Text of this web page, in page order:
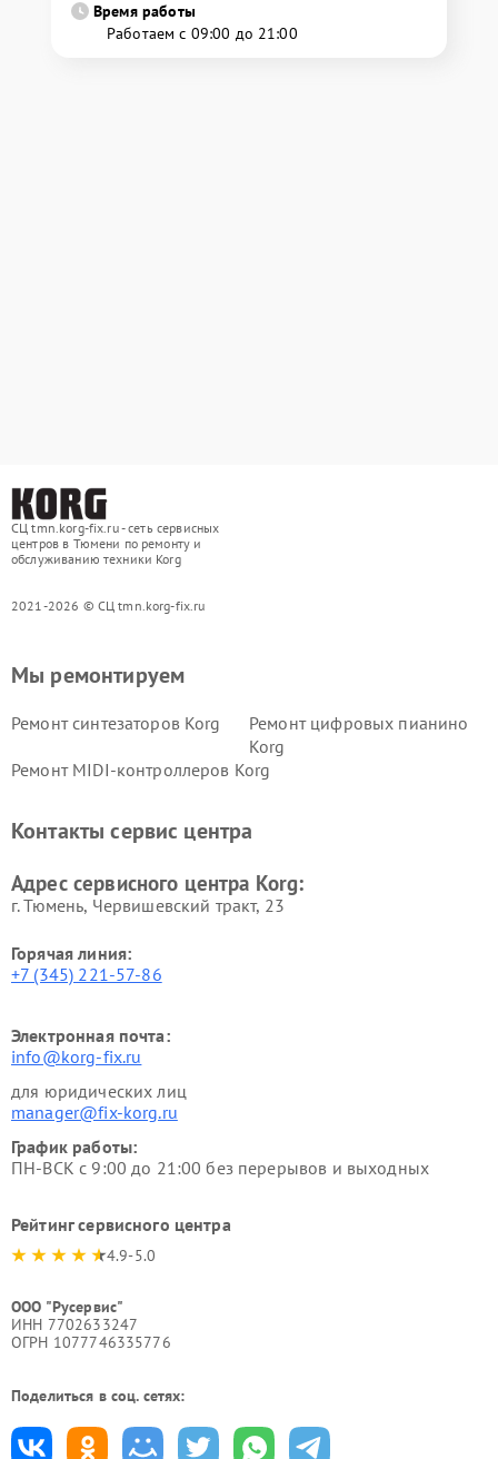
Время работы
Работаем с 09:00 до 21:00
СЦ tmn.korg-fix.ru - сеть сервисных
центров в Тюмени по ремонту и
обслуживанию техники Korg
2021-2026 © СЦ tmn.korg-fix.ru
Мы ремонтируем
Ремонт синтезаторов Korg
Ремонт цифровых пианино
Korg
Ремонт MIDI-контроллеров Korg
Контакты сервис центра
Адрес сервисного центра Korg:
г. Тюмень, ​Червишевский тракт, 23
Горячая линия:
+7 (345) 221-57-86
Электронная почта:
info@korg-fix.ru
для юридических лиц
manager@fix-korg.ru
График работы:
ПН-ВСК с 9:00 до 21:00 без перерывов и выходных
Рейтинг сервисного центра
4.9-5.0
ООО "Русервис"
ИНН 7702633247
ОГРН 1077746335776
Поделиться в соц. сетях: